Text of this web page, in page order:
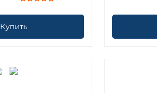
Купить